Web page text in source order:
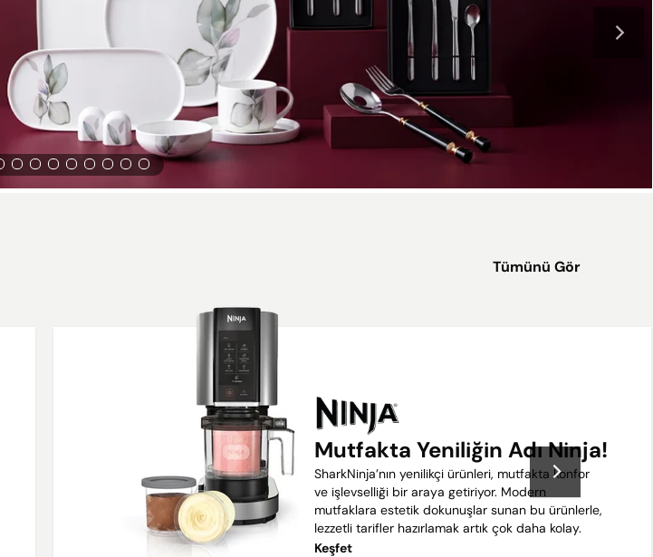
Tümünü Gör
Mutfakta Yeniliğin Adı Ninja!
SharkNinja’nın yenilikçi ürünleri, mutfakta konfor
ve işlevselliği bir araya getiriyor. Modern
mutfaklara estetik dokunuşlar sunan bu ürünlerle,
lezzetli tarifler hazırlamak artık çok daha kolay.
Keşfet